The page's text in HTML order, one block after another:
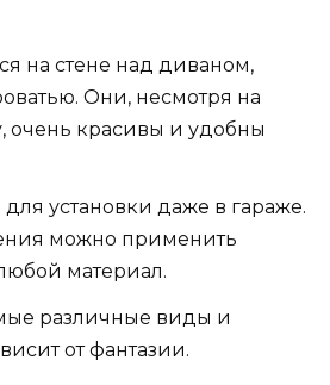
на стене над диваном,
Они, несмотря на
очень красивы и удобны
установки даже в гараже.
можно применить
материал.
различные виды и
от фантазии.